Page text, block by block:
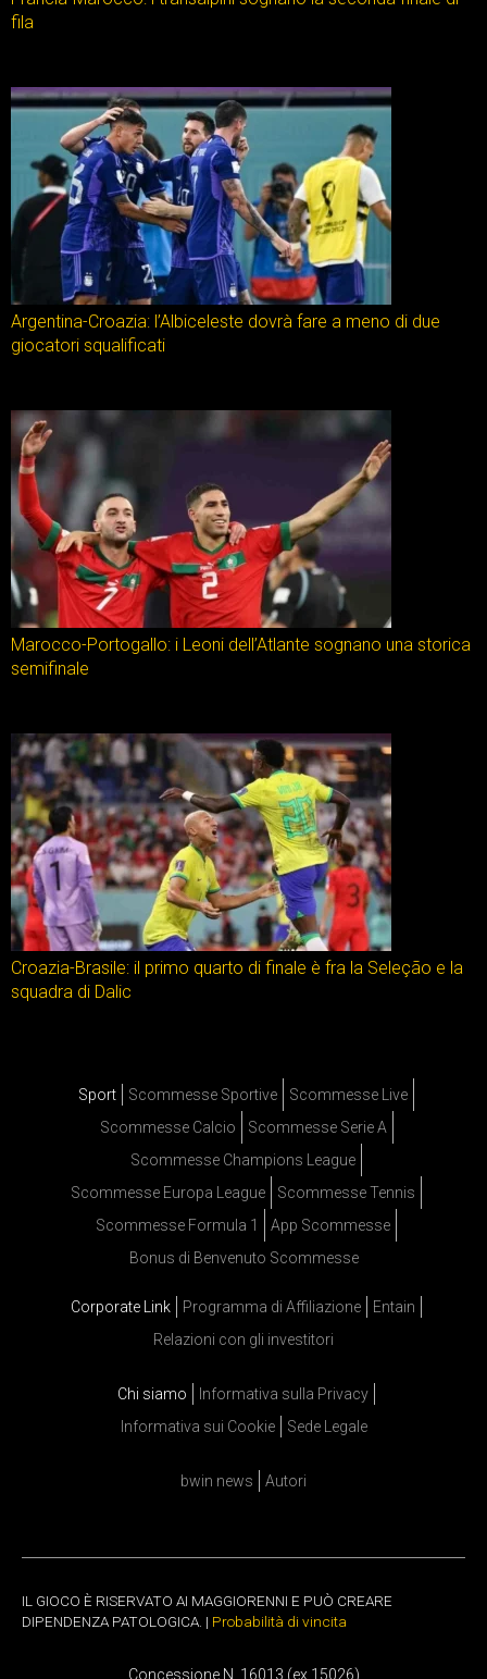
fila
Argentina-Croazia: l’Albiceleste dovrà fare a meno di due
giocatori squalificati
Marocco-Portogallo: i Leoni dell’Atlante sognano una storica
semifinale
Croazia-Brasile: il primo quarto di finale è fra la Seleção e la
squadra di Dalic
Sport Scommesse Sportive
Scommesse Live
Scommesse Calcio
Scommesse Serie A
Scommesse Champions League
Scommesse Europa League
Scommesse Tennis
Scommesse Formula 1
App Scommesse
Bonus di Benvenuto Scommesse
Corporate Link Programma di Affiliazione
Entain
Relazioni con gli investitori
Chi siamo
Informativa sulla Privacy
Informativa sui Cookie
Sede Legale
bwin news Autori
IL GIOCO È RISERVATO AI MAGGIORENNI E PUÒ CREARE
DIPENDENZA PATOLOGICA. | Probabilità di vincita
Concessione N. 16013 (ex 15026)